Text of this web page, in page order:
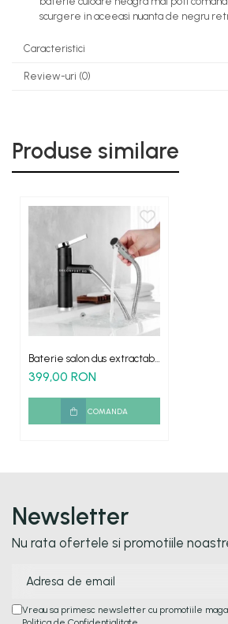
scurgere in aceeasi nuanta de negru
Caracteristici
Review-uri (0)
Produse similare
Baterie salon dus extractabil
negru crom
399,00 RON
COMANDA
Newsletter
Nu rata ofertele si promotiile
Vreau sa primesc newsletter cu promotiile